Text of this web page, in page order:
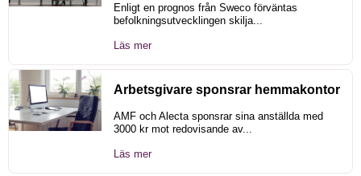
Enligt en prognos från Sweco förväntas
befolkningsutvecklingen skilja...
Läs mer
Arbetsgivare sponsrar hemmakontor
AMF och Alecta sponsrar sina anställda med
3000 kr mot redovisande av...
Läs mer